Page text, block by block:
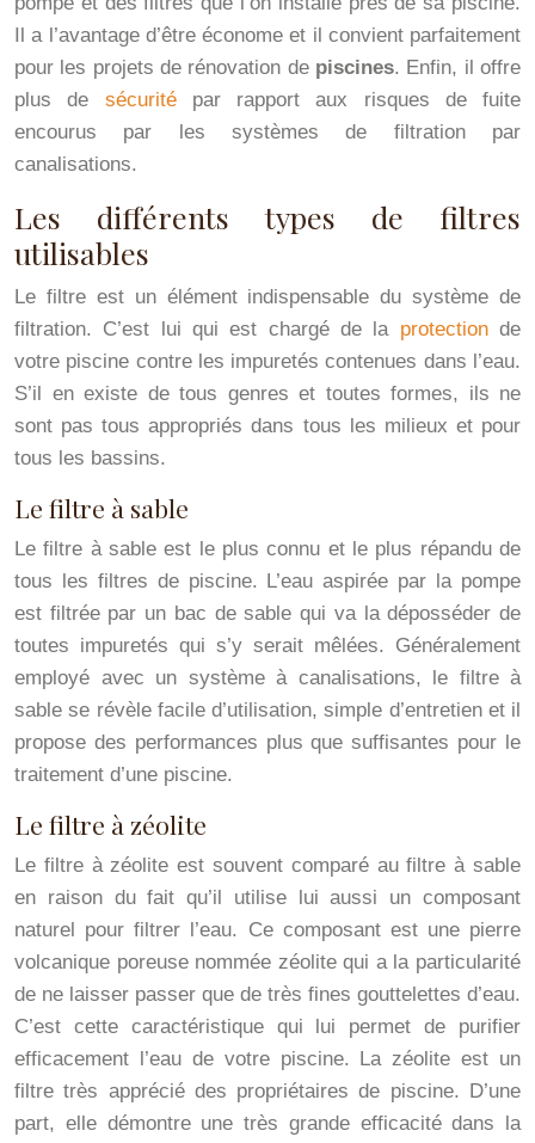
Il a l’avantage d’être économe et il convient parfaitement
pour les projets de rénovation de piscines. Enfin, il offre
plus de sécuritépar rapport aux risques de fuite
encourus par les systèmes de filtration par
canalisations.
Les différents types de filtres
utilisables
Le filtre est un élément indispensable du système de
filtration. C’est lui qui est chargé de la protectionde
votre piscine contre les impuretés contenues dans l’eau.
S’il en existe de tous genres et toutes formes, ils ne
sont pas tous appropriés dans tous les milieux et pour
tous les bassins.
Le filtre à sable
Le filtre à sable est le plus connu et le plus répandu de
tous les filtres de piscine. L’eau aspirée par la pompe
est filtrée par un bac de sable qui va la déposséder de
toutes impuretés qui s’y serait mêlées. Généralement
employé avec un système à canalisations, le filtre à
sable se révèle facile d’utilisation, simple d’entretien et il
propose des performances plus que suffisantes pour le
traitement d’une piscine.
Le filtre à zéolite
Le filtre à zéolite est souvent comparé au filtre à sable
en raison du fait qu’il utilise lui aussi un composant
naturel pour filtrer l’eau. Ce composant est une pierre
volcanique poreuse nommée zéolite qui a la particularité
de ne laisser passer que de très fines gouttelettes d’eau.
C’est cette caractéristique qui lui permet de purifier
efficacement l’eau de votre piscine. La zéolite est un
filtre très apprécié des propriétaires de piscine. D’une
part, elle démontre une très grande efficacité dans la